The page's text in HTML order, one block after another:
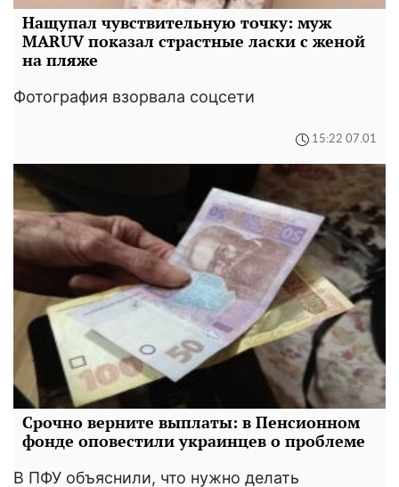
Нащупал чувствительную точку: муж
MARUV показал страстные ласки с женой
на пляже
Фотография взорвала соцсети
15:22 07.01
Срочно верните выплаты: в Пенсионном
фонде оповестили украинцев о проблеме
В ПФУ объяснили, что нужно делать